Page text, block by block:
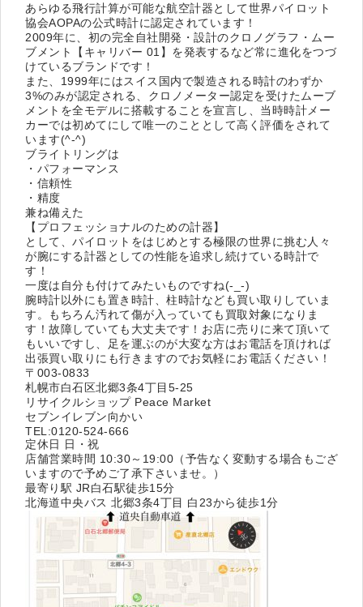
あらゆる飛行計算が可能な航空計器として世界パイロット
協会AOPAの公式時計に認定されています！
2009年に、初の完全自社開発・設計のクロノグラフ・ムー
ブメント【キャリバー 01】を発表するなど常に進化をつづ
けているブランドです！
また、1999年にはスイス国内で製造される時計のわずか
3%のみが認定される、クロノメーター認定を受けたムーブ
メントを全モデルに搭載することを宣言し、当時時計メー
カーでは初めてにして唯一のこととして高く評価をされて
います(^-^)
ブライトリングは
・パフォーマンス
・信頼性
・精度
兼ね備えた
【プロフェッショナルのための計器】
として、パイロットをはじめとする極限の世界に挑む人々
が腕にする計器としての性能を追求し続けている時計で
す！
一度は自分も付けてみたいものですね(-_-)
腕時計以外にも置き時計、柱時計なども買い取りしていま
す。もちろん汚れて傷が入っていても買取対象になりま
す！故障していても大丈夫です！お店に売りに来て頂いて
もいいですし、足を運ぶのが大変な方はお電話を頂ければ
出張買い取りにも行きますのでお気軽にお電話ください！
〒003-0833
札幌市白石区北郷3条4丁目5-25
リサイクルショップ Peace Market
セブンイレブン向かい
TEL:0120-524-666
定休日 日・祝
店舗営業時間 10:30～19:00（予告なく変動する場合もござ
いますので予めご了承下さいませ。）
最寄り駅 JR白石駅徒歩15分
北海道中央バス 北郷3条4丁目 白23から徒歩1分